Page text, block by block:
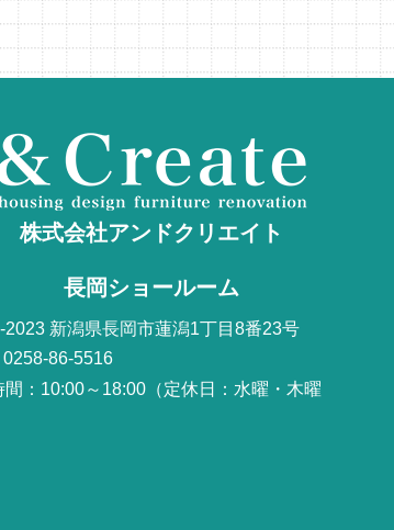
株式会社アンドクリエイト
長岡ショールーム
2023 新潟県長岡市蓮潟1丁目8番23号
86-5516
間：10:00～18:00（定休日：水曜・木曜